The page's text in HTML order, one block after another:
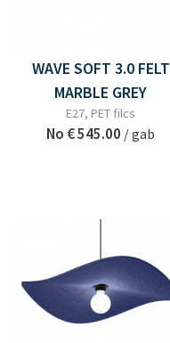
WAVE SOFT 3.0 FELT
MARBLE GREY
E27, PET filcs
No € 545.00 / gab